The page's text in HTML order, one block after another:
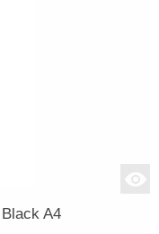
A4